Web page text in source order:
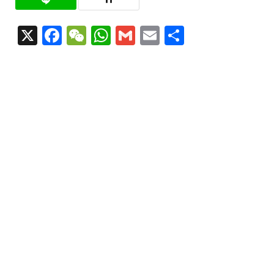
X Facebook
WeChat
WhatsApp
GmailEmail